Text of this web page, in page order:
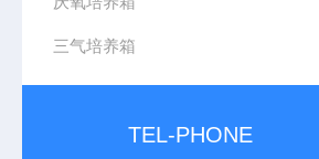
三气培养箱
TEL-PHONE